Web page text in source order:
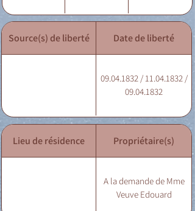
Source(s) de liberté Date de liberté
09.04.1832 / 11.04.1832 /
09.04.1832
Lieu de résidence Propriétaire(s)
A la demande de Mme
Veuve Edouard